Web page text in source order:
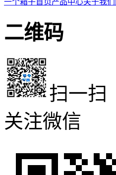
一个箱子首页产品中心关于我们
二维码
扫一扫
关注微信